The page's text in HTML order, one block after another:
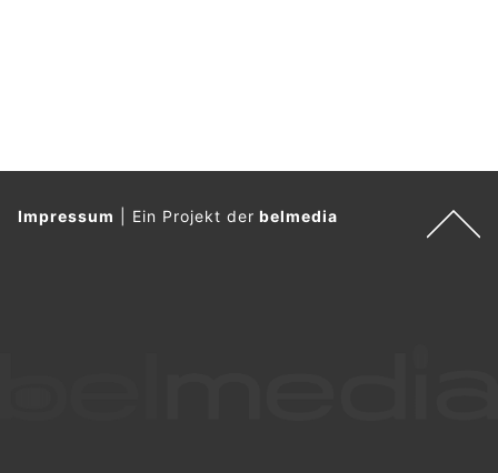
Impressum Ein Projekt derbelmedia